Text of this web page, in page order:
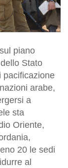
piano
Stato
pacificazione
arabe,
a
sta
Oriente,
20 le sedi
al